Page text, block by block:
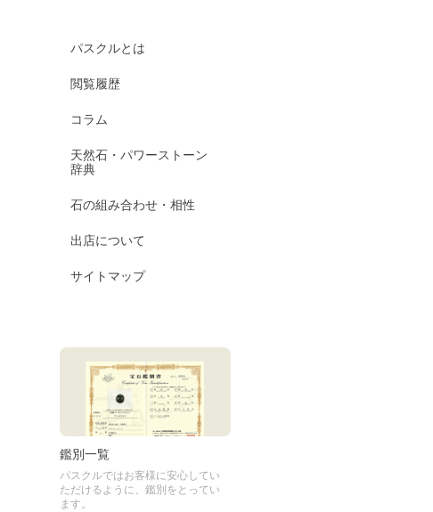
パスクルとは
閲覧履歴
コラム
天然石・パワーストーン
辞典
石の組み合わせ・相性
出店について
サイトマップ
鑑別一覧
パスクルではお客様に安心してい
ただけるように、鑑別をとってい
ます。